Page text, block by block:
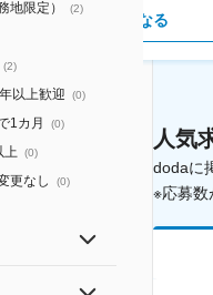
地限定） (2)
(2)
以上歓迎 (0)
1カ月 (0)
上 (0)
更なし (0)
気になる
人気
dodaに
※応募数